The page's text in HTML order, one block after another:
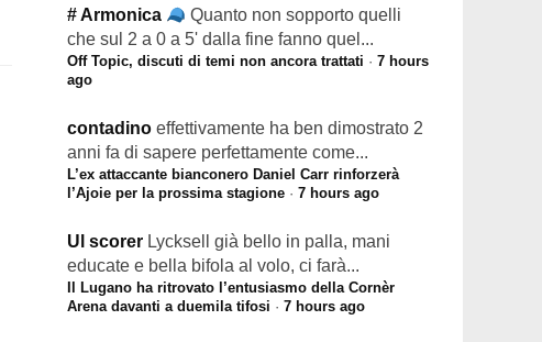
# Armonica
Quanto non sopporto quelli
che sul 2 a 0 a 5' dalla fine fanno quel...
Off Topic, discuti di temi non ancora trattati · 7 hours
ago
contadino effettivamente ha ben dimostrato 2
anni fa di sapere perfettamente come...
L’ex attaccante bianconero Daniel Carr rinforzerà
l’Ajoie per la prossima stagione · 7 hours ago
Ul scorer Lycksell già bello in palla, mani
educate e bella bifola al volo, ci farà...
Il Lugano ha ritrovato l’entusiasmo della Cornèr
Arena davanti a duemila tifosi · 7 hours ago